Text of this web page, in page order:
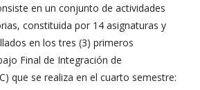
en un conjunto de actividades
constituida por 14 asignaturas y
en los tres (3) primeros
Final de Integración de
que se realiza en el cuarto semestre: